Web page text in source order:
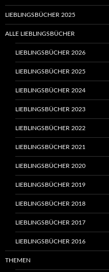
LIEBLINGSBÜCHER 2025
ALLE LIEBLINGSBÜCHER
LIEBLINGSBÜCHER 2026
LIEBLINGSBÜCHER 2025
LIEBLINGSBÜCHER 2024
LIEBLINGSBÜCHER 2023
LIEBLINGSBÜCHER 2022
LIEBLINGSBÜCHER 2021
LIEBLINGSBÜCHER 2020
LIEBLINGSBÜCHER 2019
LIEBLINGSBÜCHER 2018
LIEBLINGSBÜCHER 2017
LIEBLINGSBÜCHER 2016
THEMEN